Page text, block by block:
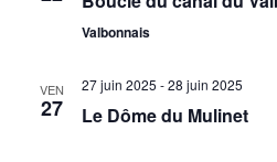
Valbonnais
VEN
27
27 juin 2025 -28 juin 2025
Le Dôme du Mulinet